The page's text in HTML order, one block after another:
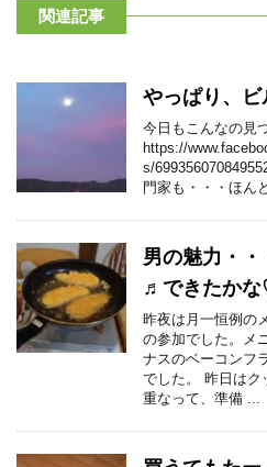
関連記事
やっぱり、ビ
今日もこんなの見
https://
s/
門家も・・・ほん
男の魅力・
♬できたか
昨夜は月一恒例の
の参加でした。メ
ナスのベーコンフ
でした。 昨日はク
重なって、準備 ...